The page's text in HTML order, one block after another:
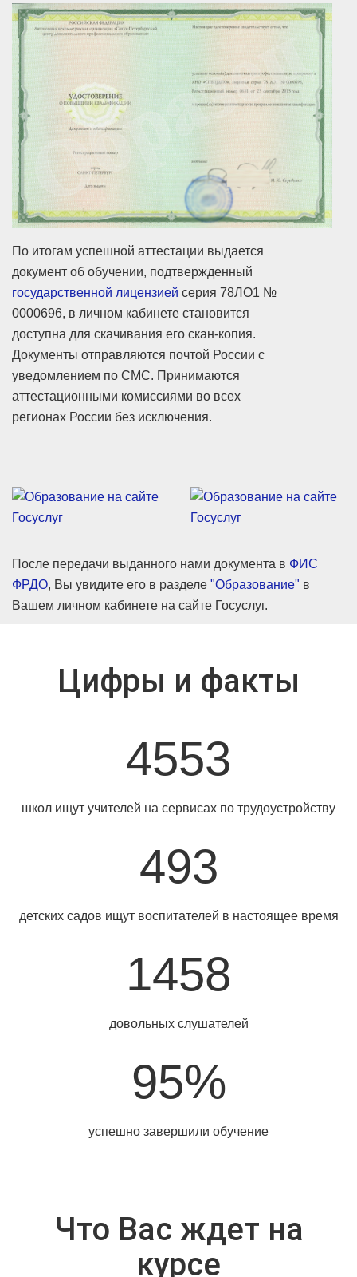
По итогам успешной аттестации выдается
документ об обучении, подтвержденный
государственной лицензией серия 78ЛО1 №
0000696, в личном кабинете становится
доступна для скачивания его скан-копия.
Документы отправляются почтой России с
уведомлением по СМС. Принимаются
аттестационными комиссиями во всех
регионах России без исключения.
После передачи выданного нами документа в ФИС
ФРДО, Вы увидите его в разделе "Образование" в
Вашем личном кабинете на сайте Госуслуг.
Цифры и факты
4553
школ ищут учителей на сервисах по трудоустройству
493
детских садов ищут воспитателей в настоящее время
1458
довольных слушателей
95%
успешно завершили обучение
Что Вас ждет на
курсе